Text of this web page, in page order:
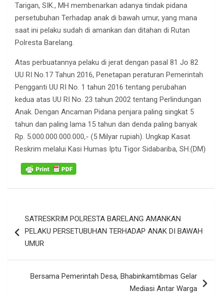
Tarigan, SIK., MH membenarkan adanya tindak pidana
persetubuhan Terhadap anak di bawah umur, yang mana
saat ini pelaku sudah di amankan dan ditahan di Rutan
Polresta Barelang.
Atas perbuatannya pelaku di jerat dengan pasal 81 Jo 82
UU RI No.17 Tahun 2016, Penetapan peraturan Pemerintah
Pengganti UU RI No. 1 tahun 2016 tentang perubahan
kedua atas UU RI No. 23 tahun 2002 tentang Perlindungan
Anak. Dengan Ancaman Pidana penjara paling singkat 5
tahun dan paling lama 15 tahun dan denda paling banyak
Rp. 5.000.000.000.000,- (5 Milyar rupiah). Ungkap Kasat
Reskrim melalui Kasi Humas Iptu Tigor Sidabariba, SH.(DM)
posSATRESKRIM POLRESTA BARELANG AMANKAN
PELAKU PERSETUBUHAN TERHADAP ANAK DI BAWAH
UMUR
Bersama Pemerintah Desa, Bhabinkamtibmas Gelar
Mediasi Antar Warga